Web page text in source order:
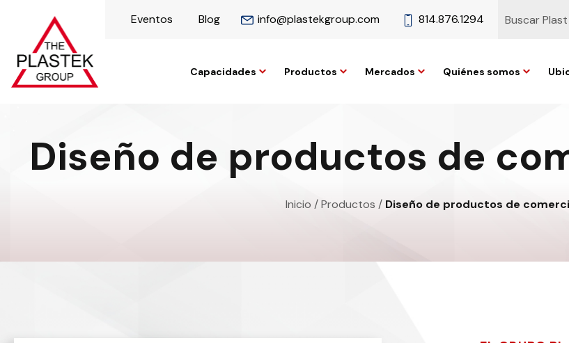
Eventos Blog info@plastekgroup.com 814.876.1294
Capacidades Productos Mercados Quiénes somos
Diseño de productos de
Inicio /Productos / Diseño de productos de